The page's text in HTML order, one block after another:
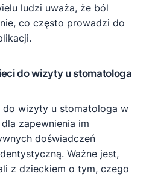
ludzi uważa, że ból
co często prowadzi do
do wizyty u stomatologa
do wizyty u stomatologa w
zapewnienia im
doświadczeń
Ważne jest,
z dzieckiem o tym, czego